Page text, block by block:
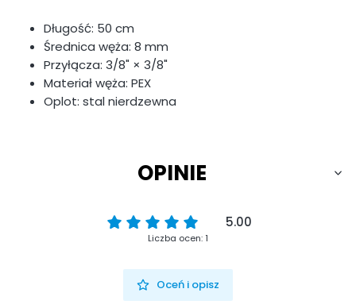
Długość: 50 cm
Średnica węża: 8 mm
Przyłącza: 3/8" × 3/8"
Materiał węża: PEX
Oplot: stal nierdzewna
OPINIE
5.00
Liczba ocen: 1
Oceń i opisz